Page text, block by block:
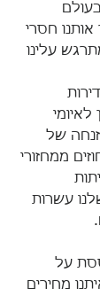
חסרי
עלינו
של
ממחזורי
עשרות
על
מחירים